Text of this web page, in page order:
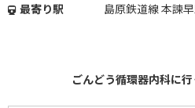
最寄り駅
島原鉄道線 本諫
ごんどう循環器内科に